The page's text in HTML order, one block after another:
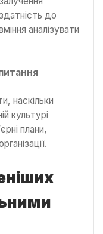
до
аналізувати
наскільки
культурі
плани,